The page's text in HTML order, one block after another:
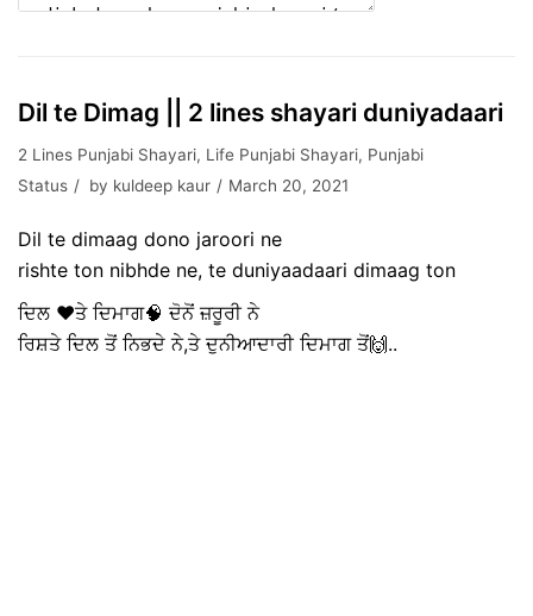
Dil te Dimag || 2 lines shayari duniyadaari
2 Lines Punjabi Shayari, Life Punjabi Shayari, Punjabi
Status
by kuldeep kaur March 20, 2021
Dil te dimaag dono jaroori ne
rishte ton nibhde ne, te duniyaadaari dimaag ton
ਦਿਲ ❤ਤੇ ਦਿਮਾਗ🧠 ਦੋਨੋਂ ਜ਼ਰੂਰੀ ਨੇ
ਰਿਸ਼ਤੇ ਦਿਲ ਤੋਂ ਨਿਭਦੇ ਨੇ,ਤੇ ਦੁਨੀਆਦਾਰੀ ਦਿਮਾਗ ਤੋਂ🙌..